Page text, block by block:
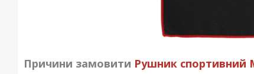
Причини замовити Рушник спортивний